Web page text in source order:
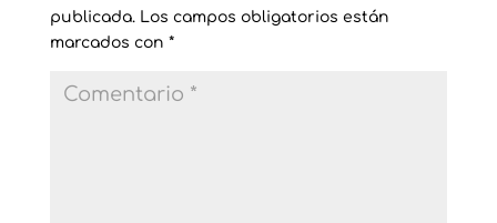
publicada. Los campos obligatorios están
marcados con *